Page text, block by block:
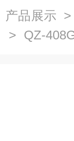
产品展示
> QZ-